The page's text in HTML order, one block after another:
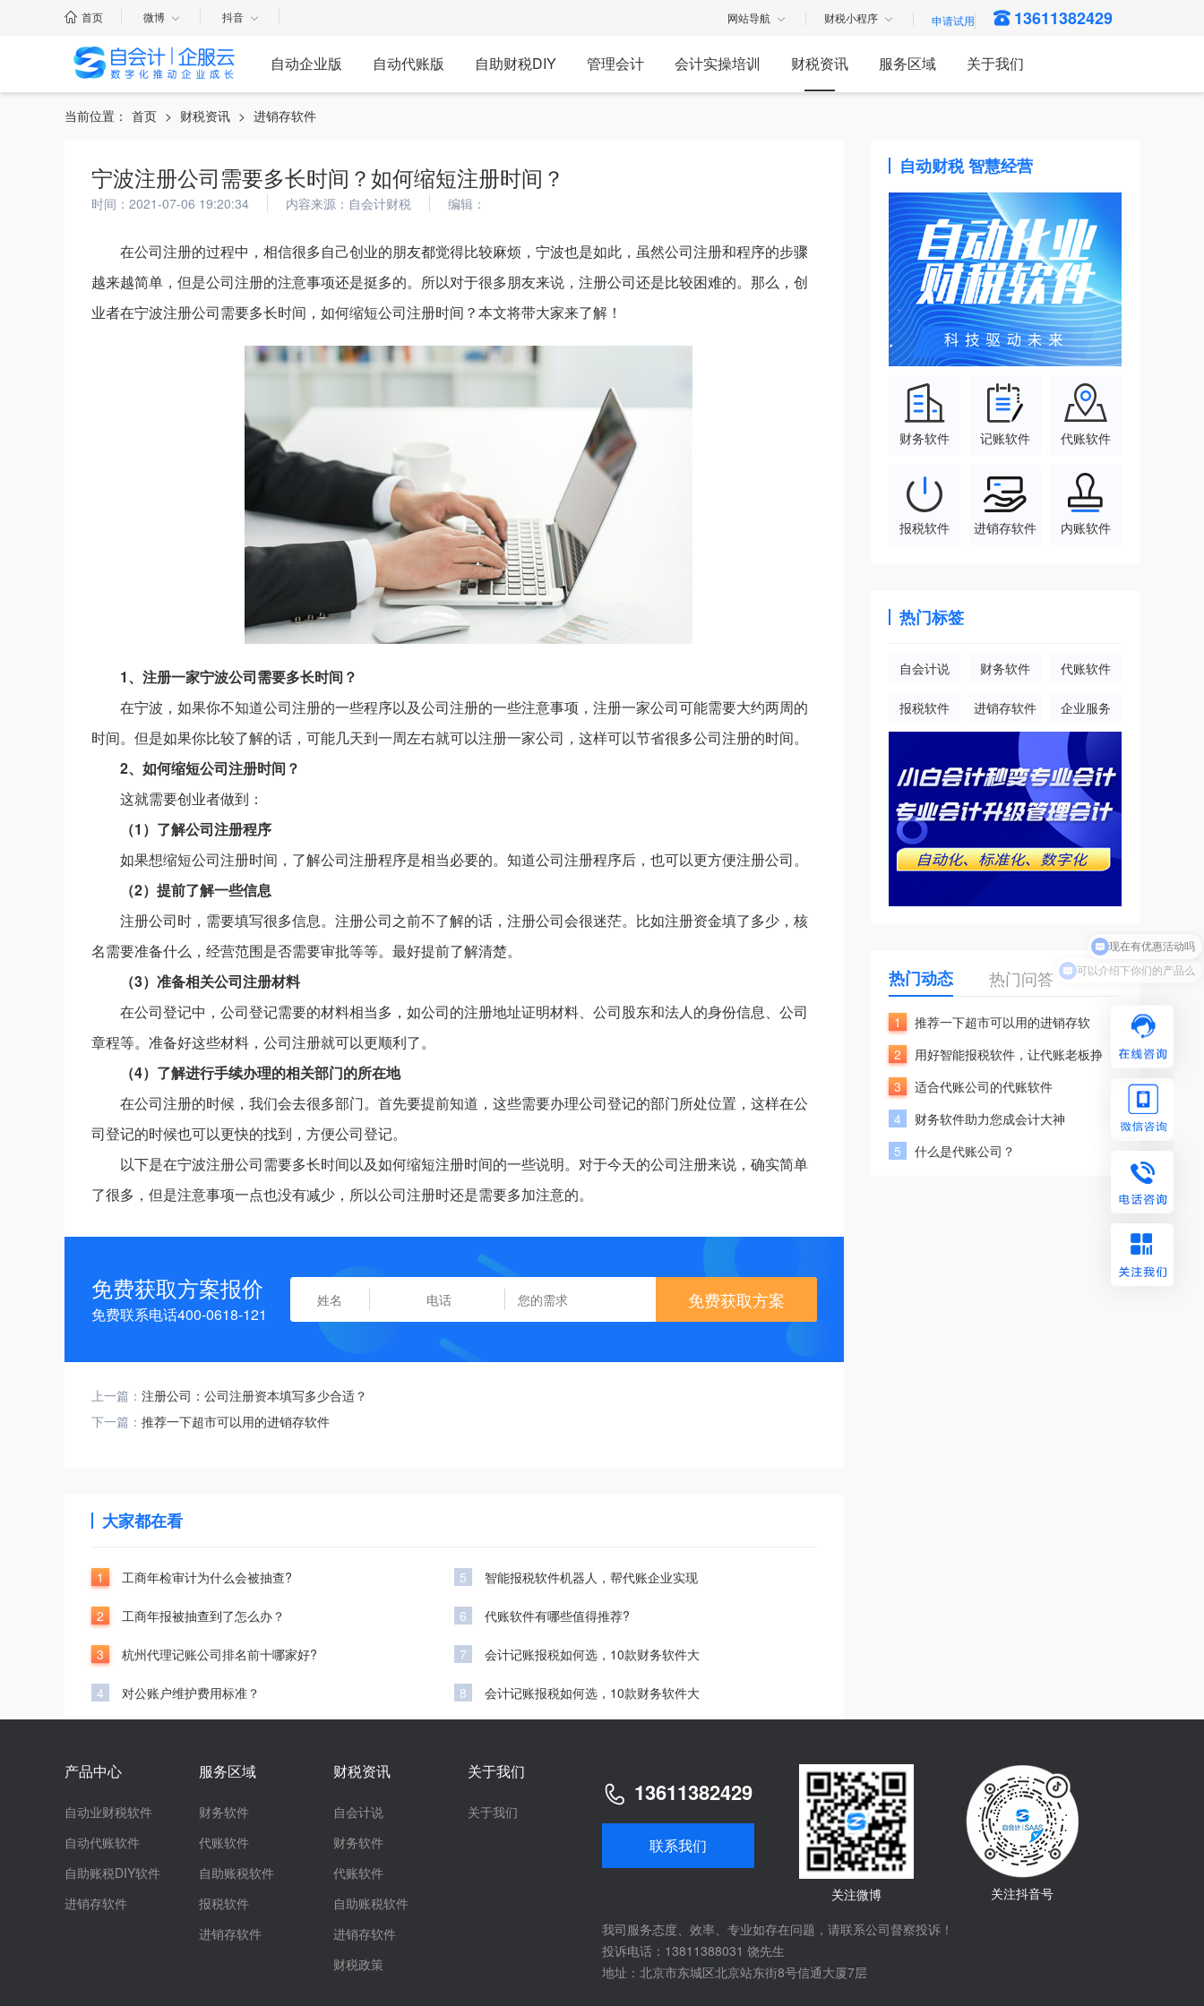
首页 微博 抖音 网站导航 财税小程序 13611382429
自动企业版 自动代账版 自助财税DIY 管理会计 会计实操培训 财税资讯 服务区域 关于我们
当前位置： 首页 > 财税资讯 > 进销存软件
宁波注册公司需要多长时间？如何缩短注册时间？
时间：2021-07-06 19:20:34 内容来源：自会计财税 编辑：
在公司注册的过程中，相信很多自己创业的朋友都觉得比较麻烦，宁波也是如此，虽然公司注册和程序的步骤
越来越简单，但是公司注册的注意事项还是挺多的。所以对于很多朋友来说，注册公司还是比较困难的。那么，创
业者在宁波注册公司需要多长时间，如何缩短公司注册时间？本文将带大家来了解！
1、注册一家宁波公司需要多长时间？
在宁波，如果你不知道公司注册的一些程序以及公司注册的一些注意事项，注册一家公司可能需要大约两周的
时间。但是如果你比较了解的话，可能几天到一周左右就可以注册一家公司，这样可以节省很多公司注册的时间。
2、如何缩短公司注册时间？
这就需要创业者做到：
（1）了解公司注册程序
如果想缩短公司注册时间，了解公司注册程序是相当必要的。知道公司注册程序后，也可以更方便注册公司。
（2）提前了解一些信息
注册公司时，需要填写很多信息。注册公司之前不了解的话，注册公司会很迷茫。比如注册资金填了多少，核
名需要准备什么，经营范围是否需要审批等等。最好提前了解清楚。
（3）准备相关公司注册材料
在公司登记中，公司登记需要的材料相当多，如公司的注册地址证明材料、公司股东和法人的身份信息、公司
章程等。准备好这些材料，公司注册就可以更顺利了。
（4）了解进行手续办理的相关部门的所在地
在公司注册的时候，我们会去很多部门。首先要提前知道，这些需要办理公司登记的部门所处位置，这样在公
司登记的时候也可以更快的找到，方便公司登记。
以下是在宁波注册公司需要多长时间以及如何缩短注册时间的一些说明。对于今天的公司注册来说，确实简单
了很多，但是注意事项一点也没有减少，所以公司注册时还是需要多加注意的。
免费获取方案报价
免费联系电话400-0618-121
免费获取方案
上一篇： 注册公司：公司注册资本填写多少合适？
下一篇： 推荐一下超市可以用的进销存软件
大家都在看
1 工商年检审计为什么会被抽查?
2 工商年报被抽查到了怎么办？
3 杭州代理记账公司排名前十哪家好?
4 对公账户维护费用标准？
5 智能报税软件机器人，帮代账企业实现
6 代账软件有哪些值得推荐?
7 会计记账报税如何选，10款财务软件大
8 会计记账报税如何选，10款财务软件大
自动财税 智慧经营
财务软件 记账软件 代账软件
报税软件 进销存软件 内账软件
热门标签
自会计说 财务软件 代账软件
报税软件 进销存软件 企业服务
热门动态 热门问答
1
推荐一下超市可以用的进销存软
2
用好智能报税软件，让代账老板挣
3
适合代账公司的代账软件
4
财务软件助力您成会计大神
5
什么是代账公司？
产品中心
自动业财税软件
自动代账软件
自助账税DIY软件
进销存软件
服务区域
财务软件
代账软件
自助账税软件
报税软件
进销存软件
财税资讯
自会计说
财务软件
代账软件
自助账税软件
进销存软件
财税政策
关于我们
关于我们
13611382429
联系我们
关注微博
关注抖音号
我司服务态度、效率、专业如存在问题，请联系公司督察投诉！
投诉电话：13811388031 饶先生
地址：北京市东城区北京站东街8号信通大厦7层
可以介绍下你们的产品么